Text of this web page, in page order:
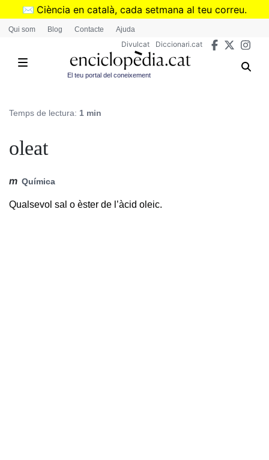
Vés
✉️ Ciència en català, cada setmana al teu correu.
➜Subscriu-te al butlletí de Divulcat
Qui som Blog Contacte Ajuda
Divulcat Diccionari.cat
El teu portal del coneixement
Temps de lectura: 1 min
oleat
m Química
Qualsevol sal o èster de l’àcid oleic.